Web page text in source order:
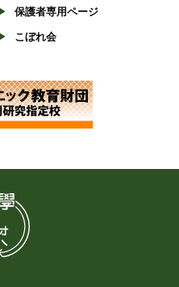
保護者専用ページ
こぼれ会